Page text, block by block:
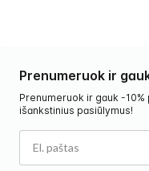
Prenumeruok ir
Prenumeruok ir gauk -
išankstinius pasiūlymus!